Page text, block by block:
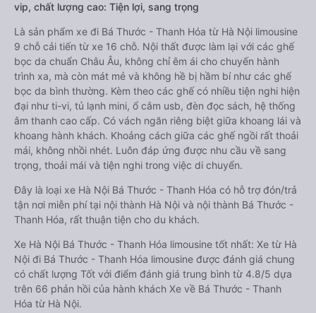
vip, chất lượng cao: Tiện lợi, sang trọng
Là sản phẩm xe đi Bá Thước - Thanh Hóa từ Hà Nội limousine
9 chỗ cải tiến từ xe 16 chỗ. Nội thất được làm lại với các ghế
bọc da chuẩn Châu Âu, không chỉ êm ái cho chuyến hành
trình xa, mà còn mát mẻ và không hề bị hầm bí như các ghế
bọc da bình thường. Kèm theo các ghế có nhiều tiện nghi hiện
đại như ti-vi, tủ lạnh mini, ổ cắm usb, đèn đọc sách, hệ thống
âm thanh cao cấp. Có vách ngăn riêng biệt giữa khoang lái và
khoang hành khách. Khoảng cách giữa các ghế ngồi rất thoải
mái, không nhồi nhét. Luôn đáp ứng được nhu cầu về sang
trọng, thoải mái và tiện nghi trong việc di chuyển.
Đây là loại xe Hà Nội Bá Thước - Thanh Hóa có hỗ trợ đón/trả
tận nơi miễn phí tại nội thành Hà Nội và nội thành Bá Thước -
Thanh Hóa, rất thuận tiện cho du khách.
Xe Hà Nội Bá Thước - Thanh Hóa limousine tốt nhất: Xe từ Hà
Nội đi Bá Thước - Thanh Hóa limousine được đánh giá chung
có chất lượng Tốt với điểm đánh giá trung bình từ 4.8/5 dựa
trên 66 phản hồi của hành khách Xe về Bá Thước - Thanh
Hóa từ Hà Nội.